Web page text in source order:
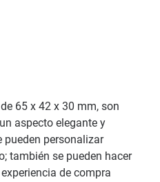
65 x 42 x 30 mm, son
aspecto elegante y
pueden personalizar
también se pueden hacer
de compra